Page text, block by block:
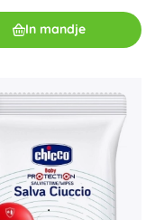
In mandje